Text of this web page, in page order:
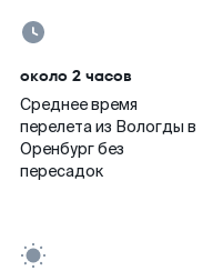
около 2 часов
Среднее время
перелета из Вологды в
Оренбург без
пересадок